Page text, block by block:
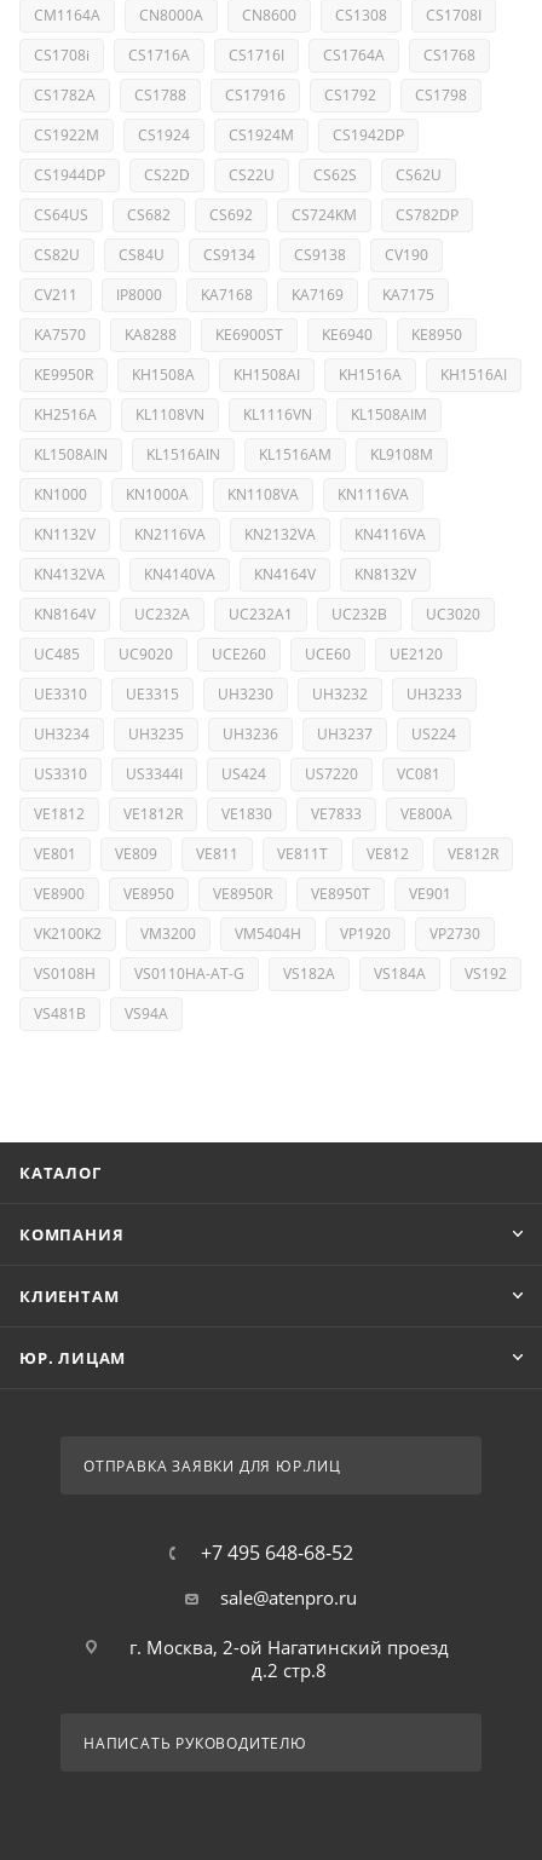
CM1164A
CN8000A CN8600 CS1308
CS1708I
CS1708i
CS1716A CS1716I CS1764A
CS1768
CS1782A
CS1788 CS17916 CS1792
CS1798
CS1922M
CS1924 CS1924M
CS1942DP
CS1944DP
CS22D CS22U CS62S
CS62U
CS64US
CS682 CS692 CS724KM
CS782DP
CS82U
CS84U CS9134 CS9138
CV190
CV211
IP8000 KA7168 KA7169
KA7175
KA7570
KA8288 KE6900ST KE6940
KE8950
KE9950R
KH1508A KH1508AI KH1516A
KH1516AI
KH2516A
KL1108VN KL1116VN
KL1508AIM
KL1508AIN
KL1516AIN KL1516AM
KL9108M
KN1000
KN1000A KN1108VA
KN1116VA
KN1132V
KN2116VA KN2132VA
KN4116VA
KN4132VA
KN4140VA KN4164V
KN8132V
KN8164V
UC232A UC232A1 UC232B
UC3020
UC485
UC9020 UCE260 UCE60
UE2120
UE3310
UE3315 UH3230 UH3232
UH3233
UH3234
UH3235 UH3236 UH3237
US224
US3310
US3344I US424 US7220
VC081
VE1812
VE1812R VE1830 VE7833
VE800A
VE801
VE809 VE811 VE811T VE812
VE812R
VE8900
VE8950 VE8950R VE8950T
VE901
VK2100K2
VM3200 VM5404H VP1920
VP2730
VS0108H
VS0110HA-AT-G VS182A VS184A
VS192
VS481B
VS94A
КАТАЛОГ
КОМПАНИЯ
КЛИЕНТАМ
ЮР. ЛИЦАМ
ОТПРАВКА ЗАЯВКИ ДЛЯ ЮР.ЛИЦ
+7 495 648-68-52
sale@atenpro.ru
г. Москва, 2-ой Нагатинский проезд
д.2 стр.8
НАПИСАТЬ РУКОВОДИТЕЛЮ